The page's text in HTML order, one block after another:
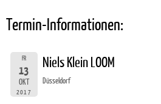
Termin-Informationen:
FR
13
OKT
2017
Niels Klein LOOM
Düsseldorf